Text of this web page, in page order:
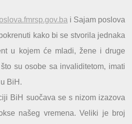
i Sajam poslova
kako bi se stvorila jednaka
u kojem će mladi, žene i druge
su osobe sa invaliditetom, imati
BiH.
BiH suočava se s nizom izazova
našeg vremena. Veliki je broj